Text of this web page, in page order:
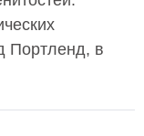
Портленд, в